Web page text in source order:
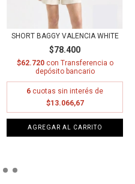
SHORT BAGGY VALENCIA WHITE
$78.400
$62.720 con Transferencia o
depósito bancario
6 cuotas sin interés de
$13.066,67
AGREGAR AL CARRITO